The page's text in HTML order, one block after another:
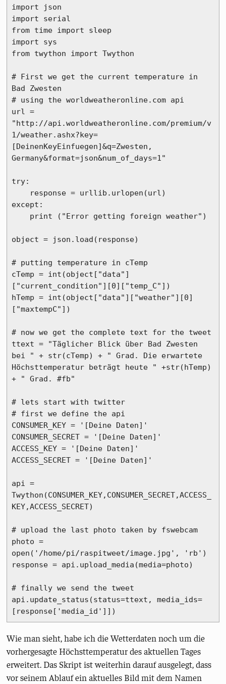
import json
import serial
from time import sleep
import sys
from twython import Twython
# First we get the current temperature in
Bad Zwesten
# using the worldweatheronline.com api
url =
"http://api.worldweatheronline.com/premium/v
1/weather.ashx?key=
[DeinenKeyEinfuegen]&q=Zwesten,
Germany&format=json&num_of_days=1"
try:
except:
object = json.load(response)
# putting temperature in cTemp
cTemp = int(object["data"]
["current_condition"][0]["temp_C"])
hTemp = int(object["data"]["weather"][0]
["maxtempC"])
# now we get the complete text for the tweet
ttext = "Täglicher Blick über Bad Zwesten
bei " + str(cTemp) + " Grad. Die erwartete
Höchsttemperatur beträgt heute " +str(hTemp)
+ " Grad. #fb"
# lets start with twitter
# first we define the api
CONSUMER_KEY = '[Deine Daten]'
CONSUMER_SECRET = '[Deine Daten]'
ACCESS_KEY = '[Deine Daten]'
ACCESS_SECRET = '[Deine Daten]'
api =
Twython(CONSUMER_KEY,CONSUMER_SECRET,ACCESS_
KEY,ACCESS_SECRET)
# upload the last photo taken by fswebcam
photo =
open('/home/pi/raspitweet/image.jpg', 'rb')
response = api.upload_media(media=photo)
# finally we send the tweet
api.update_status(status=ttext, media_ids=
[response['media_id']])
Wie man sieht, habe ich die Wetterdaten noch um die
vorhergesagte Höchsttemperatur des aktuellen Tages
erweitert. Das Skript ist weiterhin darauf ausgelegt, dass
vor seinem Ablauf ein aktuelles Bild mit dem Namen